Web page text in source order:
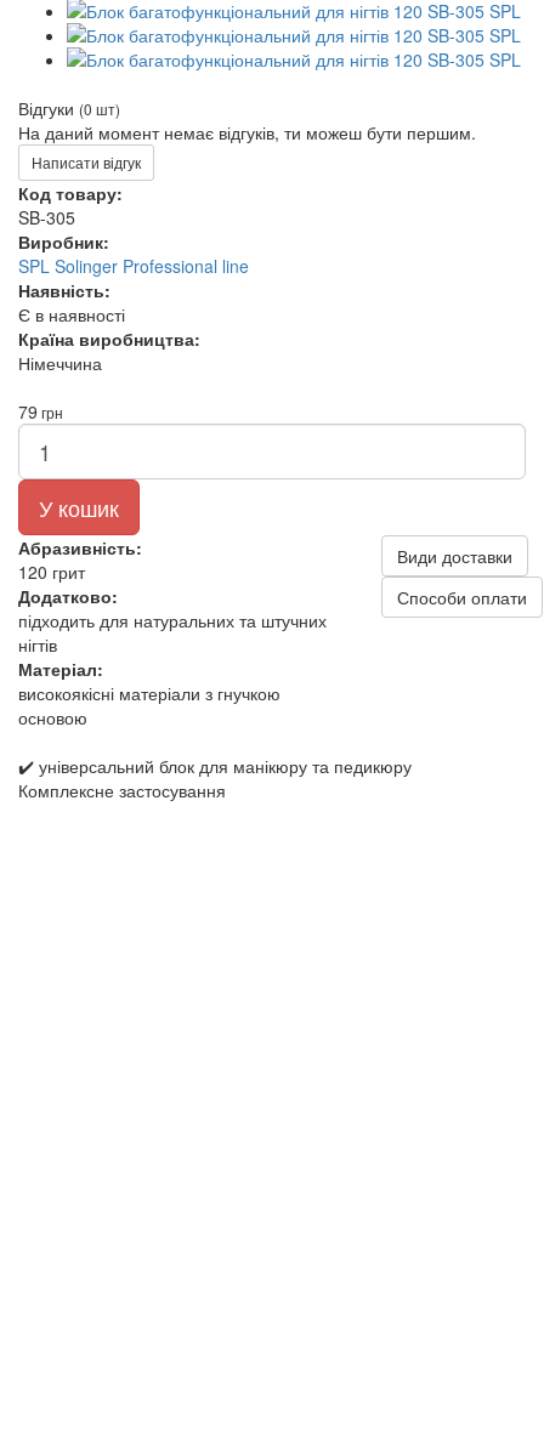
Відгуки (0 шт)
На даний момент немає відгуків, ти можеш бути першим.
Написати відгук
Код товару:
SB-305
Виробник:
SPL Solinger Professional line
Наявність:
Є в наявності
Країна виробництва:
Німеччина
79 грн
У кошик
Абразивність:
120 грит
Додатково:
підходить для натуральних та штучних
нігтів
Матеріал:
високоякісні матеріали з гнучкою
основою
Види доставки
Способи оплати
✔️ універсальний блок для манікюру та педикюру
Комплексне застосування